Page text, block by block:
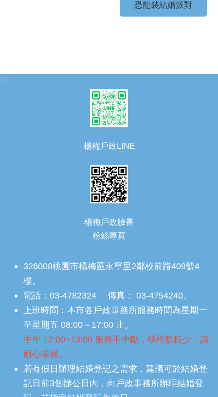
恐龍裝結婚派對
:::
楊梅戶政LINE
楊梅戶政臉書
粉絲專頁
326008桃園市楊梅區永寧里2鄰校前路409號4
樓。
電話：03-4782324 傳真： 03-4754240。
上班時間：本市各戶政事務所服務時間為星期一
至星期五 08:00～17:00 止。
中午 12:00~13:00 服務不中斷，櫃檯數較少，請
耐心等候。
若有假日辦理結婚登記之需求，建議可於結婚登
記日前3個辦公日內，向戶政事務所辦理結婚登